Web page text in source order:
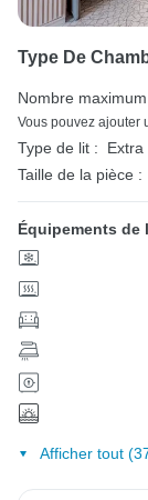
Type De
Nombre
Vous pouvez ajouter
Type de lit :
Extra
Taille de la pièce :
Équipements de
Afficher tout